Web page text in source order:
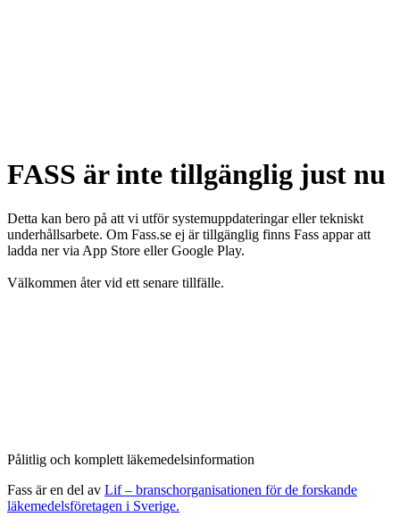
FASS är inte tillgänglig just nu
Detta kan bero på att vi utför systemuppdateringar eller tekniskt
underhållsarbete. Om Fass.se ej är tillgänglig finns Fass appar att
ladda ner via App Store eller Google Play.
Välkommen åter vid ett senare tillfälle.
Pålitlig och komplett läkemedelsinformation
Fass är en del av Lif – branschorganisationen för de forskande
läkemedelsföretagen i Sverige.